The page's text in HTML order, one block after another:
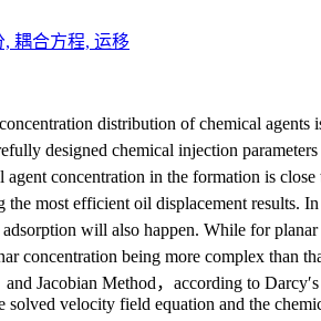
, 耦合方程, 运移
distribution of chemical agents
designed chemical injection
concentration in the formation is
the most efficient oil displacement results.
will also happen. While for
concentration being more complex than
Jacobian Method，according to
solved velocity field equation and the